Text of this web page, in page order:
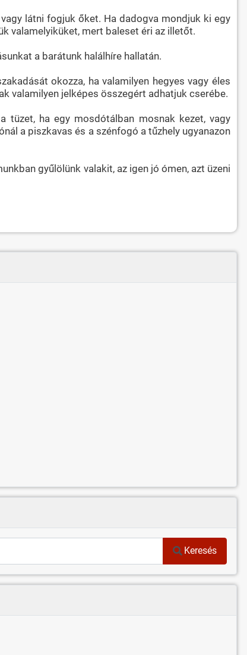
látni fogjuk őket. Ha dadogva mondjuk ki egy
valamelyiküket, mert baleset éri az illetőt.
a barátunk halálhíre hallatán.
okozza, ha valamilyen hegyes vagy éles
valamilyen jelképes összegért adhatjuk cserébe.
ha egy mosdótálban mosnak kezet, vagy
a piszkavas és a szénfogó a tűzhely ugyanazon
gyűlölünk valakit, az igen jó ómen, azt üzeni
Keresés